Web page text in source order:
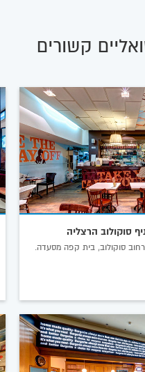
קשורים
סוקולוב הרצליה
סוקולוב, בית קפה מסעדה.